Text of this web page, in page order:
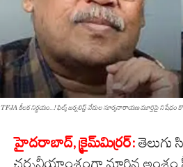
TFJA కీల‌క నిర్ణ‌యం...! ఫిల్మ్ జర్నలిస్ట్ వేదుల సూర్యనారాయణ మూర్తిపై నిషేధం
హైద‌రాబాద్‌, క్రైమ్‌మిర్ర‌ర్‌: